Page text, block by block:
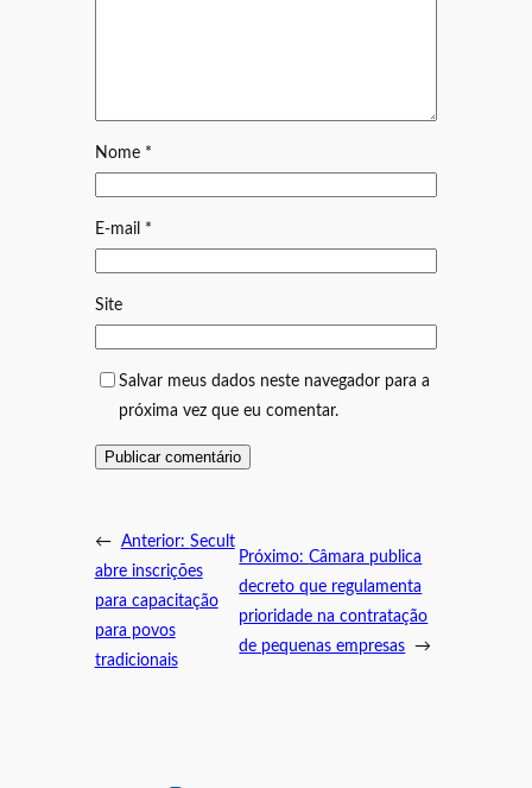
Nome *
E-mail *
Site
Salvar meus dados neste navegador para a
próxima vez que eu comentar.
← Anterior: Secult
abre inscrições
para capacitação
para povos
tradicionais
Próximo:Câmara publica
decreto que regulamenta
prioridade na contratação
de pequenas empresas →